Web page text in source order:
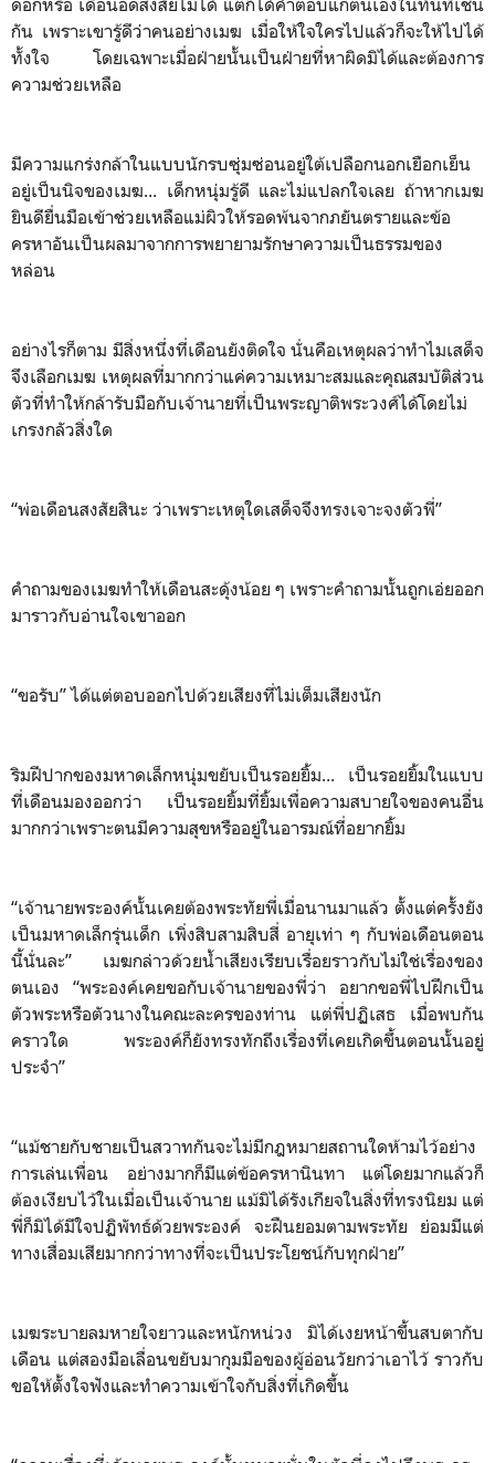
กัน เพราะเขารู้ดีว่าคนอย่างเมฆ เมื่อให้ใจใครไปแล้วก็จะให้ไปได้
ทั้งใจ โดยเฉพาะเมื่อฝ่ายนั้นเป็นฝ่ายที่หาผิดมิได้และต้องการ
ความช่วยเหลือ
มีความแกร่งกล้าในแบบนักรบซุ่มซ่อนอยู่ใต้เปลือกนอกเยือกเย็น
อยู่เป็นนิจของเมฆ... เด็กหนุ่มรู้ดี และไม่แปลกใจเลย ถ้าหากเมฆ
ยินดียื่นมือเข้าช่วยเหลือแม่ผิวให้รอดพ้นจากภยันตรายและข้อ
ครหาอันเป็นผลมาจากการพยายามรักษาความเป็นธรรมของ
หล่อน
อย่างไรก็ตาม มีสิ่งหนึ่งที่เดือนยังติดใจ นั่นคือเหตุผลว่าทำไมเสด็จ
จึงเลือกเมฆ เหตุผลที่มากกว่าแค่ความเหมาะสมและคุณสมบัติส่วน
ตัวที่ทำให้กล้ารับมือกับเจ้านายที่เป็นพระญาติพระวงศ์ได้โดยไม่
เกรงกลัวสิ่งใด
“พ่อเดือนสงสัยสินะ ว่าเพราะเหตุใดเสด็จจึงทรงเจาะจงตัวพี่”
คำถามของเมฆทำให้เดือนสะดุ้งน้อย ๆ เพราะคำถามนั้นถูกเอ่ยออก
มาราวกับอ่านใจเขาออก
“ขอรับ” ได้แต่ตอบออกไปด้วยเสียงที่ไม่เต็มเสียงนัก
ริมฝีปากของมหาดเล็กหนุ่มขยับเป็นรอยยิ้ม... เป็นรอยยิ้มในแบบ
ที่เดือนมองออกว่า เป็นรอยยิ้มที่ยิ้มเพื่อความสบายใจของคนอื่น
มากกว่าเพราะตนมีความสุขหรืออยู่ในอารมณ์ที่อยากยิ้ม
“เจ้านายพระองค์นั้นเคยต้องพระทัยพี่เมื่อนานมาแล้ว ตั้งแต่ครั้งยัง
เป็นมหาดเล็กรุ่นเด็ก เพิ่งสิบสามสิบสี่ อายุเท่า ๆ กับพ่อเดือนตอน
นี้นั่นละ” เมฆกล่าวด้วยน้ำเสียงเรียบเรื่อยราวกับไม่ใช่เรื่องของ
ตนเอง “พระองค์เคยขอกับเจ้านายของพี่ว่า อยากขอพี่ไปฝึกเป็น
ตัวพระหรือตัวนางในคณะละครของท่าน แต่พี่ปฏิเสธ เมื่อพบกัน
คราวใด พระองค์ก็ยังทรงทักถึงเรื่องที่เคยเกิดขึ้นตอนนั้นอยู่
ประจำ”
“แม้ชายกับชายเป็นสวาทกันจะไม่มีกฎหมายสถานใดห้ามไว้อย่าง
การเล่นเพื่อน อย่างมากก็มีแต่ข้อครหานินทา แต่โดยมากแล้วก็
ต้องเงียบไว้ในเมื่อเป็นเจ้านาย แม้มิได้รังเกียจในสิ่งที่ทรงนิยม แต่
พี่ก็มิได้มีใจปฏิพัทธ์ด้วยพระองค์ จะฝืนยอมตามพระทัย ย่อมมีแต่
ทางเสื่อมเสียมากกว่าทางที่จะเป็นประโยชน์กับทุกฝ่าย”
เมฆระบายลมหายใจยาวและหนักหน่วง มิได้เงยหน้าขึ้นสบตากับ
เดือน แต่สองมือเลื่อนขยับมากุมมือของผู้อ่อนวัยกว่าเอาไว้ ราวกับ
ขอให้ตั้งใจฟังและทำความเข้าใจกับสิ่งที่เกิดขึ้น